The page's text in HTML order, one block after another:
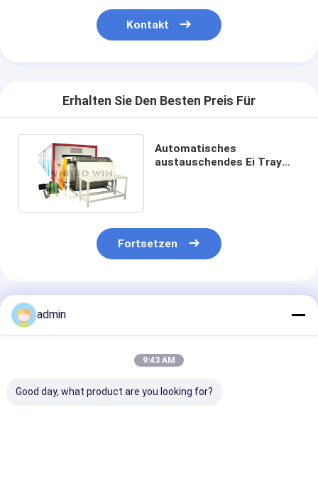
Kontakt
Erhalten Sie Den Besten Preis Für
Automatisches
austauschendes Ei Tray
Fortsetzen
Empfohlene Produkte
admin
9:43 AM
Good day, what product are you looking for?